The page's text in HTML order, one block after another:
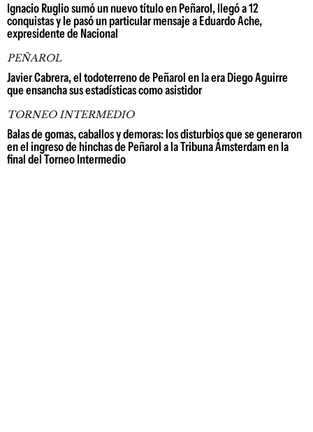
Ignacio Ruglio sumó un nuevo título en Peñarol, llegó a 12
conquistas y le pasó un particular mensaje a Eduardo Ache,
expresidente de Nacional
PEÑAROL
Javier Cabrera, el todoterreno de Peñarol en la era Diego Aguirre
que ensancha sus estadísticas como asistidor
TORNEO INTERMEDIO
Balas de gomas, caballos y demoras: los disturbios que se generaron
en el ingreso de hinchas de Peñarol a la Tribuna Ámsterdam en la
final del Torneo Intermedio